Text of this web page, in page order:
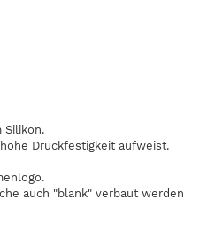
Silikon.
Druckfestigkeit aufweist.
auch "blank" verbaut werden